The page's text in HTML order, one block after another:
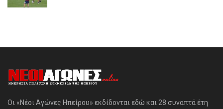
Οι «Νέοι Αγώνες Ηπείρου» εκδίδονται εδώ και 28 συναπτά έτη